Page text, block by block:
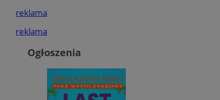
reklama
reklama
Ogłoszenia